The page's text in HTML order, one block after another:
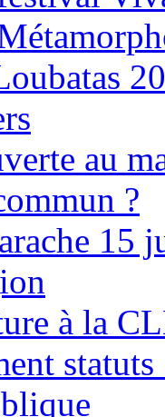
au
?
15
à la